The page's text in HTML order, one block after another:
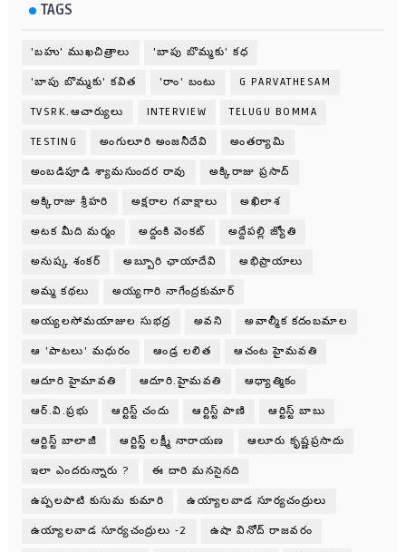
TAGS
'బహు' ముఖచిత్రాలు 'బాపు బొమ్మకు' కధ
'బాపు బొమ్మకు' కవిత 'రాం' బంటు G PARVATHESAM
TVSRK.ఆచార్యులు INTERVIEW TELUGU BOMMA
TESTING అంగులూరి అంజనీదేవి అంతర్యామి
అంబడిపూడి శ్యామసుందర రావు అక్కిరాజు ప్రసాద్
అక్కిరాజు శ్రీహరి అక్షరాల గవాక్షాలు అఖిలాశ
అటక మీది మర్మం అద్దంకి వెంకట్ అద్దేపల్లి జ్యోతి
అనుష్క శంకర్ అబ్బూరి ఛాయాదేవి అభిప్రాయాలు
అమ్మ కథలు అయ్యగారి నాగేంద్రకుమార్
అయ్యలసోమయాజుల సుభద్ర అవని అవాల్మీక కదంబమాల
ఆ 'పాటలు' మధురం ఆండ్ర లలిత ఆచంట హైమవతి
ఆదూరి హైమావతి ఆదూరి.హైమవతి ఆధ్యాత్మికం
ఆర్.వి.ప్రభు ఆర్టిస్ట్ చందు ఆర్టిస్ట్ పాణి ఆర్టిస్ట్ బాబు
ఆర్టిస్ట్ బాలాజీ ఆర్టిస్ట్ లక్ష్మీ నారాయణ ఆలూరు కృష్ణప్రసాదు
ఇలా ఎందరున్నారు ? ఈ దారి మనసైనది
ఉప్పలపాటి కుసుమ కుమారి ఉయ్యాలవాడ సూర్యచంద్రులు
ఉయ్యాలవాడ సూర్యచంద్రులు -2 ఉషా వినోద్ రాజవరం